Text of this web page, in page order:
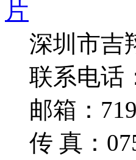
深圳市吉
联系电话
邮箱：
传 真：